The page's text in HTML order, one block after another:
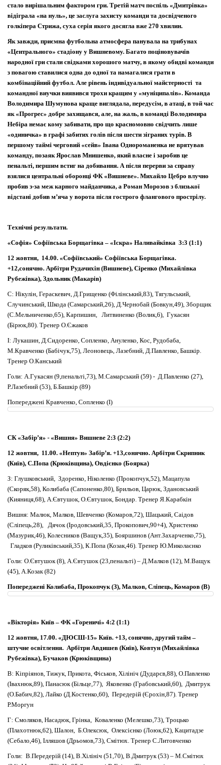
стало вирішальним фактором гри. Третій матч поспіль «Дмитрівка»
відіграла «на нуль», це заслуга захисту команди та досвідченого
голкіпера Стрижа, суха серія якого досягла вже 270 хвилин.
Як завжди, приємна футбольна атмосфера панувала на трибунах
«Центрального» стадіону у Вишневому. Багато поціновувачів
народної гри стали свідками хорошого матчу, в якому обидві команди
з повагою ставилися одна до одної та намагалися грати в
комбінаційний футбол. Але рівень індивідуальної майстерності та
командної виучки виявився трохи кращим у «муніципалів». Команда
Володимира Шумунова краще виглядала, передусім, в атаці, в той час
як «Прогрес» добре захищався, але, на жаль, в команді Володимира
Небіра немає кому забивати, про що красномовно свідчить лише
«одиничка» в графі забитих голів після шести зіграних турів. В
першому таймі черговий «сейв» Івана Однороманенка не врятував
команду, позаяк Ярослав Мнишенко, який власне і заробив це
пенальті, першим встиг на добивання. А після перерви за справу
взялися центральні оборонці ФК «Вишневе». Михайло Цебро влучно
пробив з-за меж карного майданчика, а Роман Морозов з близької
відстані добив м’яча у ворота після гострого флангового прострілу.
Технічні результати.
«Софія» Софіївська Борщагівка – «Іскра» Наливайківка 3:3 (1:1)
12 жовтня, 14.00. «Софіївський» Софіївська Борщагівка.
+12,сонячно. Арбітри Рудачихін (Вишневе), Сіренко (Михайлівка
Рубежівка), Здольник (Макарів)
С: Нікулін, Гераскевич, Д.Грищенко (Філінський,83), Тягульський,
Случинський, Шкода (Самарський,26), Д.Чернобай (Бовкун,49), Зборщик
(С.Мельниченко,65), Карпишин, Литвиненко (Волик,6), Гукасян
(Бірюк,80). Тренер О.Єжаков
І: Лукашин, Д.Сидоренко, Сопленко, Ануленко, Кос, Рудобаба,
М.Кравченко (Бабічук,75), Леоновець, Лазебний, Д.Павленко, Башкір.
Тренер О.Канський
Голи: А.Гукасян (9,пенальті,73), М.Самарський (59) - Д.Павленко (27),
Р.Лазебний (53), Б.Башкір (89)
Попереджені Кравченко, Сопленко (І)
СК «Забір’я» - «Вишня» Вишневе 2:3 (2:2)
12 жовтня, 11.00. «Нептун» Забір’я. +13,сонячно. Арбітри Скрипник
(Київ), С.Попа (Крюківщина), Овдієнко (Боярка)
З: Глушковський, Здоренко, Ніколенко (Прокопчук,52), Мацапула
(Скоряк,58), Колибаба (Сапоненко,80), Брильов, Царюк, Здановський
(Кияниця,68), А.Євтушок, О.Євтушок, Бондар. Тренер Я.Карабкін
Вишня: Малюк, Малков, Шевченко (Комаров,72), Шацький, Саідов
(Сліпець,28), Дячок (Іродовський,35, Прокопович,90+4), Христенко
(Мазурик,46), Колесников (Ващук,35), Бояршинов (Ант.Захарченко,75),
Гладков (Руликівський,35), К.Попа (Козак,46). Тренер Ю.Миколаєнко
Голи: О.Євтушок (8), А.Євтушок (23,пенальті) – Д.Малков (12), М.Ващук
(45), А.Козак (82)
Попереджені Колибаба, Прокопчук (З), Малков, Сліпець, Комаров (В)
«Вікторія» Київ – ФК «Гореничі» 4:2 (1:1)
12 жовтня, 17.00. «ДЮСШ-15» Київ. +13, сонячно, другий тайм –
штучне освітлення. Арбітри Авдишев (Київ), Ковтун (Михайлівка
Рубежівка), Бучаков (Крюківщина)
В: Кіпріянов, Тижук, Прикота, Фіськов, Хілініч (Дударєв,88), О.Павленко
(Івахнюк,89), Панасюк (Більце,77), Яковенко (Грабовський,60), Дмитрук
(О.Бабич,82), Лайко (Д.Костенко,60), Передерій (Єрохін,87). Тренер
Р.Моргун
Г: Смоляков, Насадюк, Грінка, Коваленко (Мелешко,73), Троцько
(Плахотнюк,62), Шалон, Б.Олексюк, Олексієнко (Лоюк,62), Кацитадзе
(Себало,46), Ілляшов (Дрьомов,73), Смітюх. Тренер С.Литовченко
Голи: В.Передерій (14), В.Хілініч (51,70), В.Дмитрук (53) – М.Смітюх